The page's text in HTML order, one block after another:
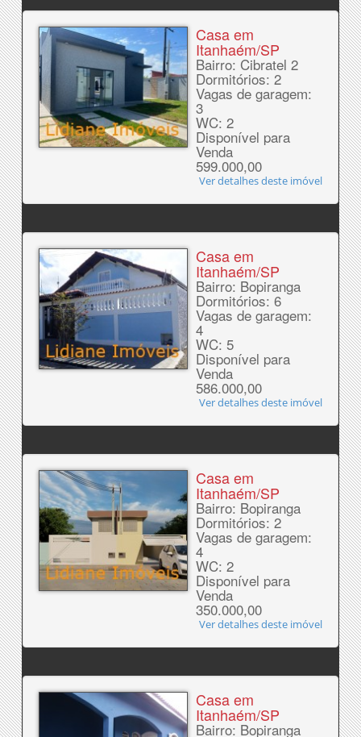
Casa em
Itanhaém/SP
Bairro: Cibratel 2
Dormitórios: 2
Vagas de garagem:
3
WC: 2
Disponível para
Venda
599.000,00
Ver detalhes deste imóvel
Casa em
Itanhaém/SP
Bairro: Bopiranga
Dormitórios: 6
Vagas de garagem:
4
WC: 5
Disponível para
Venda
586.000,00
Ver detalhes deste imóvel
Casa em
Itanhaém/SP
Bairro: Bopiranga
Dormitórios: 2
Vagas de garagem:
4
WC: 2
Disponível para
Venda
350.000,00
Ver detalhes deste imóvel
Casa em
Itanhaém/SP
Bairro: Bopiranga